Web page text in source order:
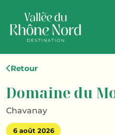
Retour
Domaine du
Chavanay
6 août 2026